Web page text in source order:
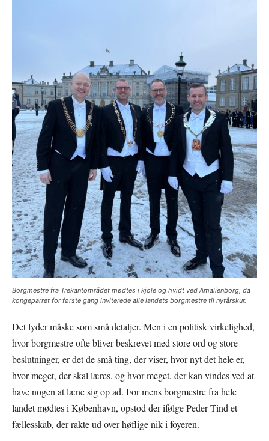
Borgmestre fra Trekantområdet mødtes i kjole og hvidt ved Amalienborg, da
kongeparret for første gang inviterede alle landets borgmestre til nytårskur.
Det lyder måske som små detaljer. Men i en politisk virkelighed,
hvor borgmestre ofte bliver beskrevet med store ord og store
beslutninger, er det de små ting, der viser, hvor nyt det hele er,
hvor meget, der skal læres, og hvor meget, der kan vindes ved at
have nogen at læne sig op ad. For mens borgmestre fra hele
landet mødtes i København, opstod der ifølge Peder Tind et
fællesskab, der rakte ud over høflige nik i foyeren.